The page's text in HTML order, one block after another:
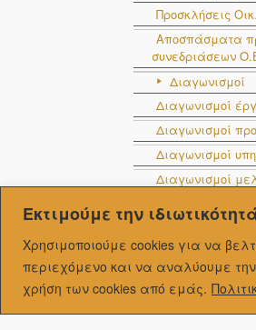
Εκτιμούμε την
Χρησιμοποιούμε cookies για να
περιεχόμενο και να αναλύουμε
χρήση των cookies από εμάς.
Προσκλήσεις
Αποσπάσματα
συνεδριάσεων
Διαγωνισμοί
Διαγωνισμοί
Διαγωνισμοί
Διαγωνισμοί
Διαγωνισμοί
Δημοπρασίες
Μηνιαίες
Προϋπολογισμού
Ετήσιοι
Ισολογισμοί
Στοχοθεσία